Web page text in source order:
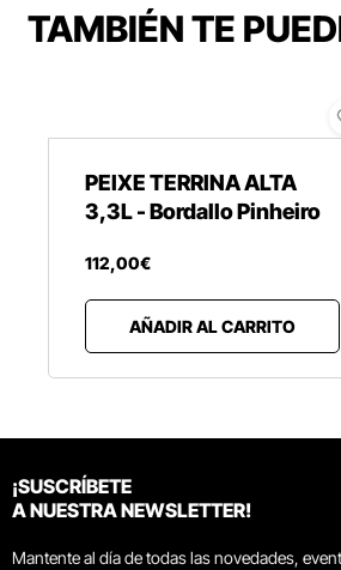
TAMBIÉN TE
PEIXE TERRINA ALTA
3,3L - Bordallo Pinheiro
112,00€
AÑADIR AL CARRITO
¡SUSCRÍBETE
A NUESTRA NEWSLETTER!
Mantente al día de todas las novedades,